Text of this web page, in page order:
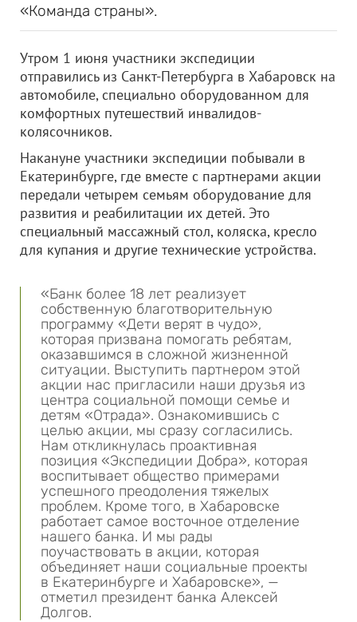
«Команда страны».
Утром 1 июня участники экспедиции
отправились из Санкт-Петербурга в Хабаровск на
автомобиле, специально оборудованном для
комфортных путешествий инвалидов-
колясочников.
Накануне участники экспедиции побывали в
Екатеринбурге, где вместе с партнерами акции
передали четырем семьям оборудование для
развития и реабилитации их детей. Это
специальный массажный стол, коляска, кресло
для купания и другие технические устройства.
«Банк более 18 лет реализует
собственную благотворительную
программу «Дети верят в чудо»,
которая призвана помогать ребятам,
оказавшимся в сложной жизненной
ситуации. Выступить партнером этой
акции нас пригласили наши друзья из
центра социальной помощи семье и
детям «Отрада». Ознакомившись с
целью акции, мы сразу согласились.
Нам откликнулась проактивная
позиция «Экспедиции Добра», которая
воспитывает общество примерами
успешного преодоления тяжелых
проблем. Кроме того, в Хабаровске
работает самое восточное отделение
нашего банка. И мы рады
поучаствовать в акции, которая
объединяет наши социальные проекты
в Екатеринбурге и Хабаровске», —
отметил президент банка Алексей
Долгов.